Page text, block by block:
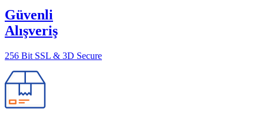
Güvenli
Alışveriş
256 Bit SSL & 3D Secure